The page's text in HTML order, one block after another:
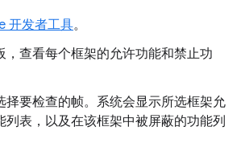
开发者工具。
，查看每个框架的允许功能和禁止功
择要检查的帧。系统会显示所选框架允
列表，以及在该框架中被屏蔽的功能列